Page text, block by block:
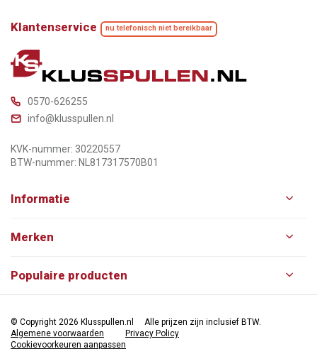
Klantenservice nu telefonisch niet bereikbaar
0570-626255
info@klusspullen.nl
KVK-nummer: 30220557
BTW-nummer: NL817317570B01
Informatie
Merken
Populaire producten
© Copyright 2026 Klusspullen.nl
Alle prijzen zijn inclusief BTW.
Algemene voorwaarden
Privacy Policy
Cookievoorkeuren aanpassen